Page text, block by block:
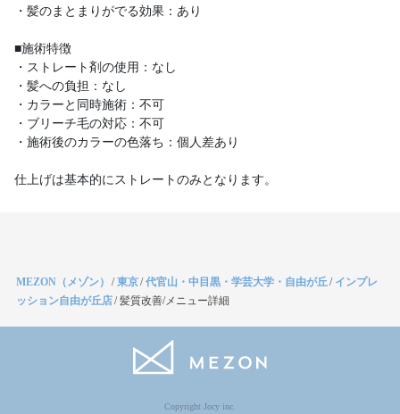
・髪のまとまりがでる効果：あり
■施術特徴
・ストレート剤の使用：なし
・髪への負担：なし
・カラーと同時施術：不可
・ブリーチ毛の対応：不可
・施術後のカラーの色落ち：個人差あり
仕上げは基本的にストレートのみとなります。
MEZON（メゾン） /東京/代官山・中目黒・学芸大学・自由が丘/ インプレ
ッション自由が丘店/髪質改善/メニュー詳細
Copyright Jocy inc.